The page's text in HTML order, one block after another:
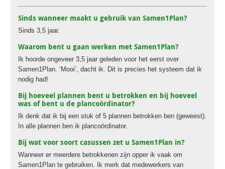
Sinds wanneer maakt u gebruik van Samen1Plan?
Sinds 3,5 jaar.
Waarom bent u gaan werken met Samen1Plan?
Ik hoorde ongeveer 3,5 jaar geleden voor het eerst over
Samen1Plan. ‘Mooi’, dacht ik. Dit is precies het systeem dat ik
nodig had!
Bij hoeveel plannen bent u betrokken en bij hoeveel
was of bent u de plancoördinator?
Ik denk dat ik bij een stuk of 5 plannen betrokken ben (geweest).
In alle plannen ben ik plancoördinator.
Bij wat voor soort casussen zet u Samen1Plan in?
Wanneer er meerdere betrokkenen zijn opper ik vaak om
Samen1Plan te gebruiken. Ik merk dat medewerkers van